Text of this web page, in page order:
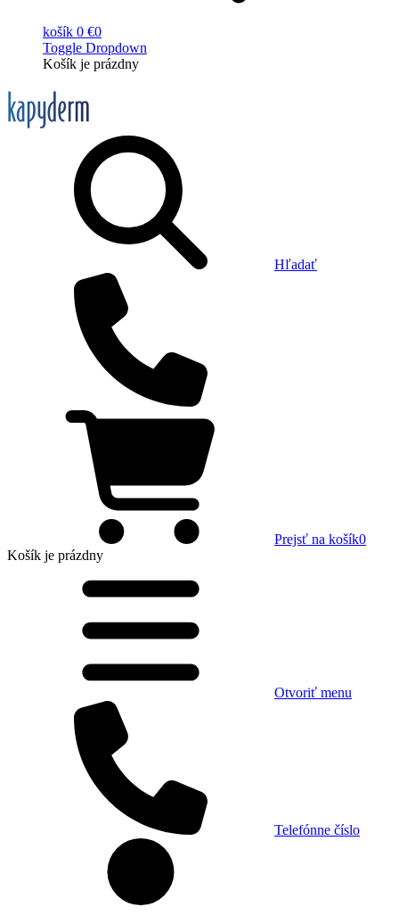
košík 0 €0
Toggle Dropdown
Košík je prázdny
Hľadať
Prejsť na košík0
Košík je prázdny
Otvoriť menu
Telefónne číslo